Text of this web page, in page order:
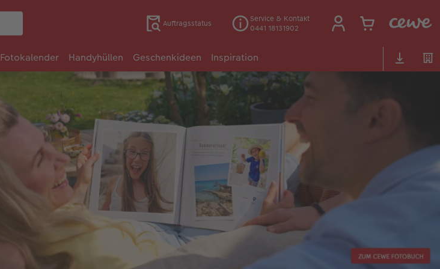
Auftragsstatus
Service & Kontakt
0441 18131902
Fotokalender Handyhüllen Geschenkideen Inspiration